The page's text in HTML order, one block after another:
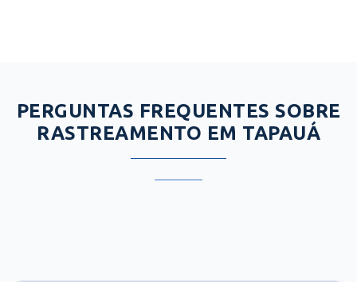
PERGUNTAS FREQUENTES SOBRE
RASTREAMENTO EM TAPAUÁ